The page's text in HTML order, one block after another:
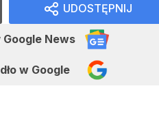
UDOSTĘPNIJ
Google News
w Google